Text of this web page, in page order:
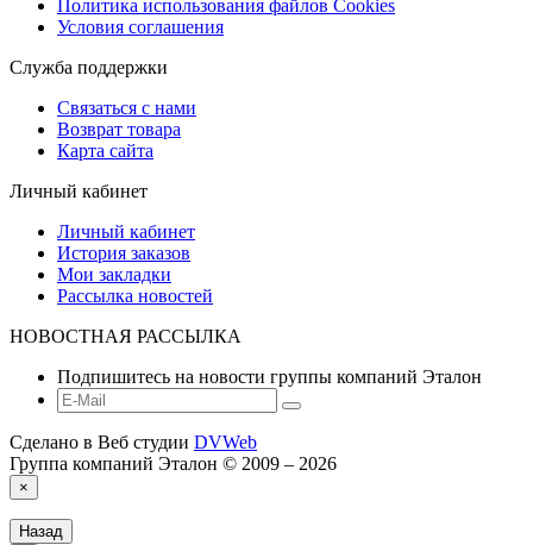
Политика использования файлов Сookies
Условия соглашения
Служба поддержки
Связаться с нами
Возврат товара
Карта сайта
Личный кабинет
Личный кабинет
История заказов
Мои закладки
Рассылка новостей
НОВОСТНАЯ РАССЫЛКА
Подпишитесь на новости группы компаний Эталон
Сделано в Веб студии DVWeb
Группа компаний Эталон © 2009 – 2026
×
Назад